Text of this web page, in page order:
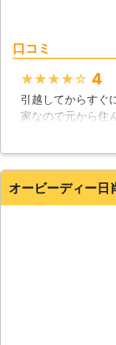
口コミ
★★★★★ 4
引越してからすぐ
家なので元から住
たが、次から次
ったのでとても助
福岡県 北九州市小倉
オービーディー日